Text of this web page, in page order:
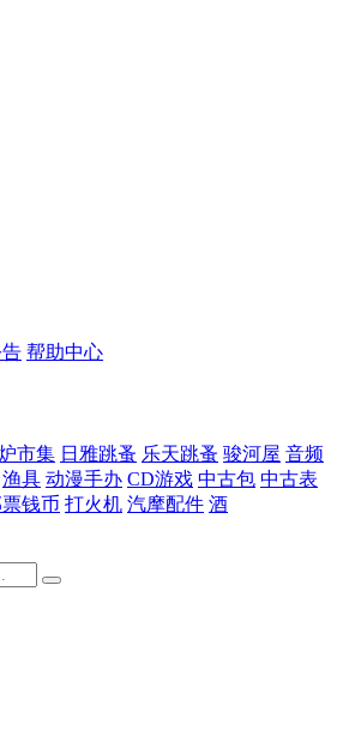
帮助中心
市集 日雅跳蚤 乐天跳蚤 骏河屋 音频
渔具 动漫手办 CD游戏 中古包 中古表
钱币 打火机 汽摩配件 酒